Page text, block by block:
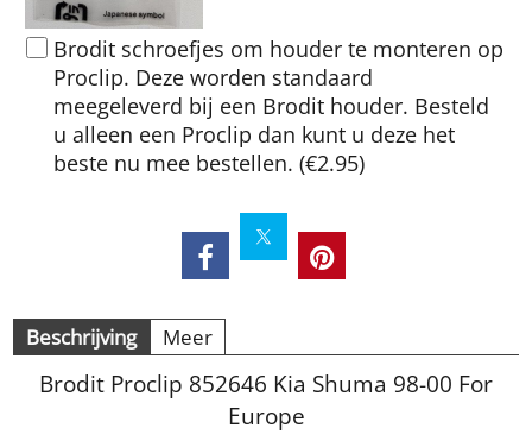
Brodit schroefjes om houder te monteren op
Proclip. Deze worden standaard
meegeleverd bij een Brodit houder. Besteld
u alleen een Proclip dan kunt u deze het
beste nu mee bestellen. (€2.95)
Beschrijving Meer
Brodit Proclip 852646 Kia Shuma 98-00 For
Europe